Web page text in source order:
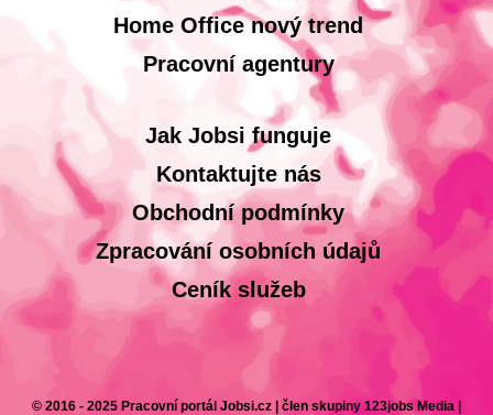
Home Office nový trend
Pracovní agentury
Jak Jobsi funguje
Kontaktujte nás
Obchodní podmínky
Zpracování osobních údajů
Ceník služeb
© 2016 - 2025 Pracovní portál Jobsi.cz | člen skupiny 123jobs Media |